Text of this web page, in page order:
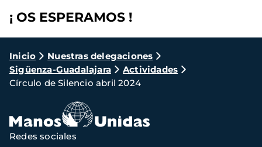
¡ OS ESPERAMOS !
Ruta
de
navegación
Inicio
Nuestras delegaciones
Sigüenza-Guadalajara
Actividades
Círculo de Silencio abril 2024
Redes sociales